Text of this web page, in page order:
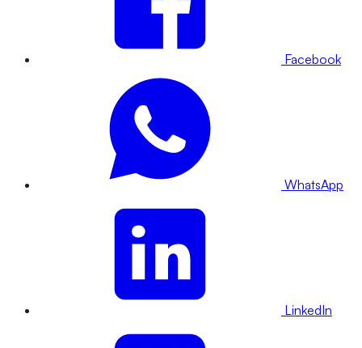
Facebook
WhatsApp
LinkedIn